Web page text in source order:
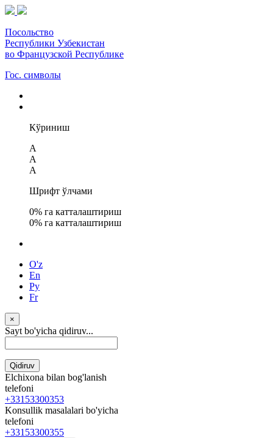
Посольство
Республики Узбекистан
во Французской Республике
Гос. символы
Кўриниш
A
A
A
Шрифт ўлчами
0% га катталаштириш
0% га катталаштириш
O'z
En
Ру
Fr
×
Sayt bo'yicha qidiruv...
Qidiruv
Elchixona bilan bog'lanish
telefoni
+33153300353
Konsullik masalalari bo'yicha
telefoni
+33153300355